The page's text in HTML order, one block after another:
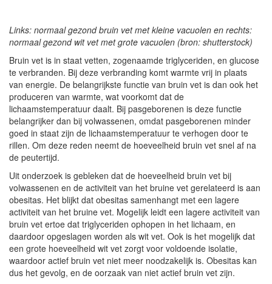
Links: normaal gezond bruin vet met kleine vacuolen en rechts:
normaal gezond wit vet met grote vacuolen (bron: shutterstock)
Bruin vet is in staat vetten, zogenaamde triglyceriden, en glucose
te verbranden. Bij deze verbranding komt warmte vrij in plaats
van energie. De belangrijkste functie van bruin vet is dan ook het
produceren van warmte, wat voorkomt dat de
lichaamstemperatuur daalt. Bij pasgeborenen is deze functie
belangrijker dan bij volwassenen, omdat pasgeborenen minder
goed in staat zijn de lichaamstemperatuur te verhogen door te
rillen. Om deze reden neemt de hoeveelheid bruin vet snel af na
de peutertijd.
Uit onderzoek is gebleken dat de hoeveelheid bruin vet bij
volwassenen en de activiteit van het bruine vet gerelateerd is aan
obesitas. Het blijkt dat obesitas samenhangt met een lagere
activiteit van het bruine vet. Mogelijk leidt een lagere activiteit van
bruin vet ertoe dat triglyceriden ophopen in het lichaam, en
daardoor opgeslagen worden als wit vet. Ook is het mogelijk dat
een grote hoeveelheid wit vet zorgt voor voldoende isolatie,
waardoor actief bruin vet niet meer noodzakelijk is. Obesitas kan
dus het gevolg, en de oorzaak van niet actief bruin vet zijn.